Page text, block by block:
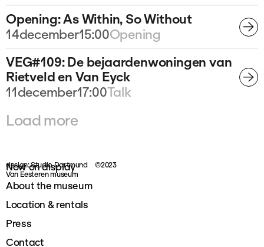
Opening: As Within, So Without
14december15:00Opening
VEG#109: De bejaardenwoningen van
Rietveld en Van Eyck
11december17:00Talk
Load more
Now on display
About the museum
Location & rentals
Press
Contact
design: Studio Dortmund
©2023
Van Eesteren museum